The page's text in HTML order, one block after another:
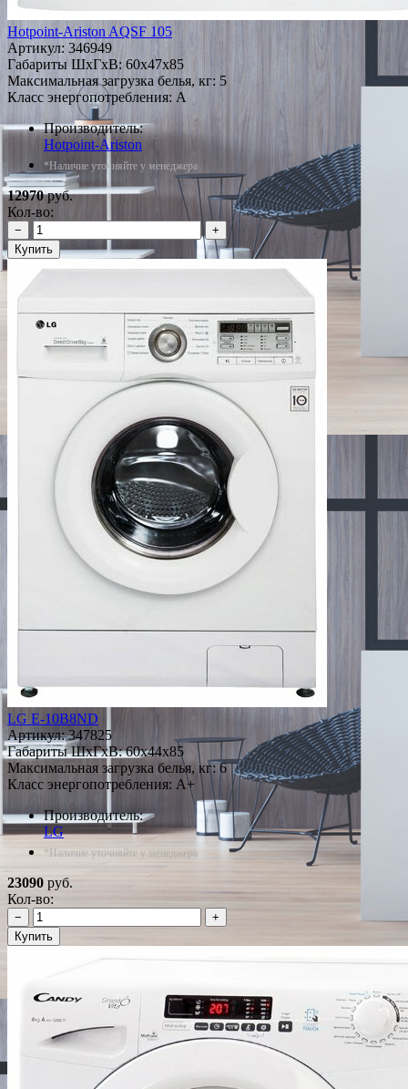
Hotpoint-Ariston AQSF 105
Артикул:346949
Габариты ШxГxВ: 60x47x85
Максимальная загрузка белья, кг: 5
Класс энергопотребления: A
Производитель:
Hotpoint-Ariston
*Наличие уточняйте у менеджера
12970руб.
Кол-во:
−
+
Купить
LG E-10B8ND
Артикул:347825
Габариты ШxГxВ: 60x44x85
Максимальная загрузка белья, кг: 6
Класс энергопотребления: A+
Производитель:
LG
*Наличие уточняйте у менеджера
23090 руб.
Кол-во:
−
+
Купить